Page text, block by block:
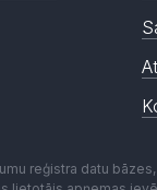
reģistra datu